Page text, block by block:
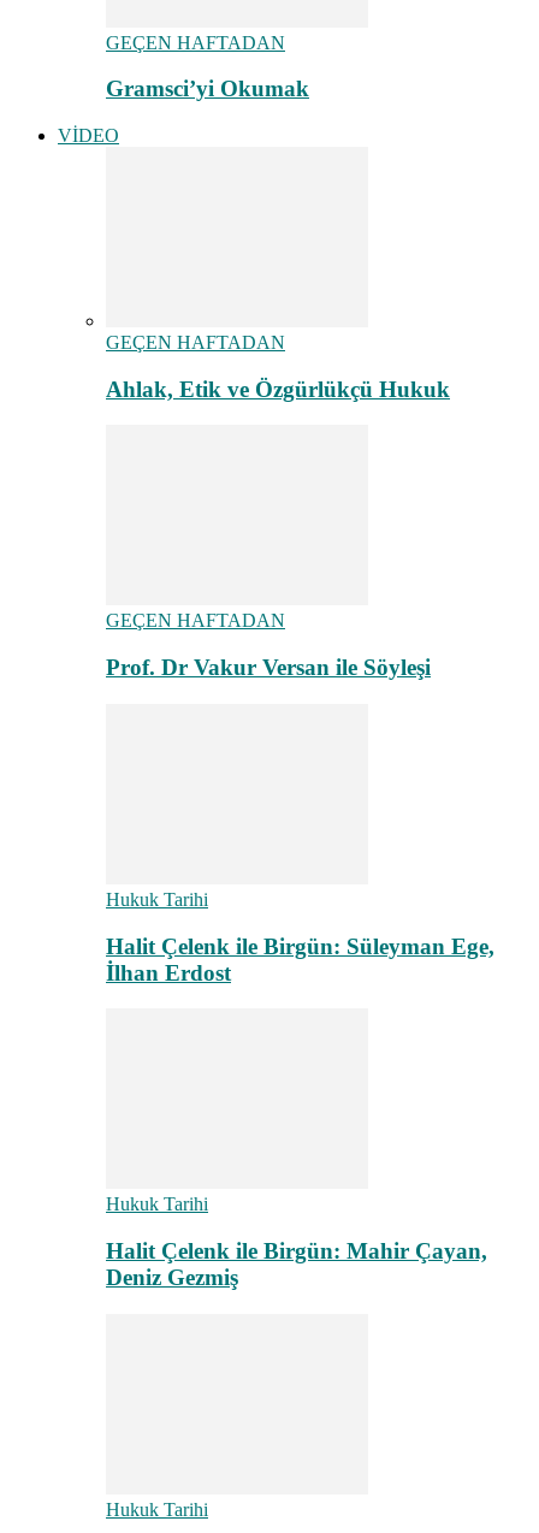
GEÇEN HAFTADAN
Gramsci’yi Okumak
VİDEO
GEÇEN HAFTADAN
Ahlak, Etik ve Özgürlükçü Hukuk
GEÇEN HAFTADAN
Prof. Dr Vakur Versan ile Söyleşi
Hukuk Tarihi
Halit Çelenk ile Birgün: Süleyman Ege,
İlhan Erdost
Hukuk Tarihi
Halit Çelenk ile Birgün: Mahir Çayan,
Deniz Gezmiş
Hukuk Tarihi